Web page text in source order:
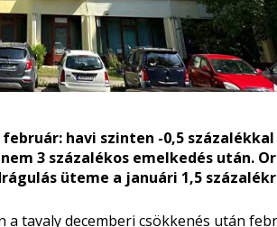
havi szinten -0,5 százalékkal
3 százalékos emelkedés után.
üteme a januári 1,5
a tavaly decemberi csökkenés után